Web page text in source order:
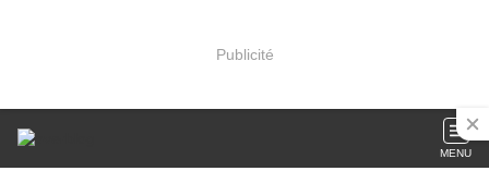
Publicité
MENU